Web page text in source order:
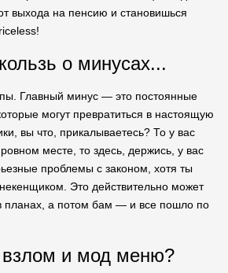
выхода на пенсию и становишься
о минусах...
Главный минус — это постоянные
могут превратиться в настоящую
вы что, прикалываетесь? То у вас
месте, то здесь, держись, у вас
проблемы с законом, хотя ты
Это действительно может
планах, а потом бам — и все пошло по
и мод меню?